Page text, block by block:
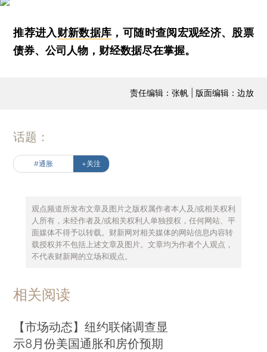
推荐进入财新数据库 ，可随时查阅宏观经济、股票
债券、公司人物，财经数据尽在掌握。
责任编辑：张帆 | 版面编辑：边放
话题：
#通胀 +关注
观点频道所发布文章及图片之版权属作者本人及/或相关权利
人所有，未经作者及/或相关权利人单独授权，任何网站、平
面媒体不得予以转载。财新网对相关媒体的网站信息内容转
载授权并不包括上述文章及图片。文章均为作者个人观点，
不代表财新网的立场和观点。
相关阅读
【市场动态】纽约联储调查显
示8月份美国通胀和房价预期